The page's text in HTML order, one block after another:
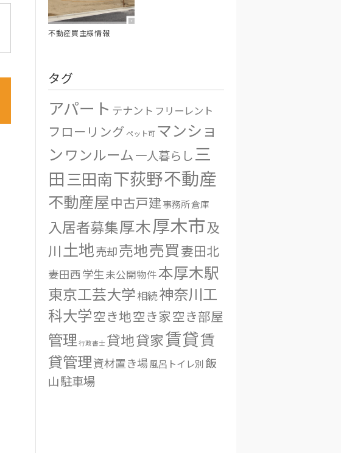
不動産買主様情報
タグ
アパート テナント フリーレント
フローリング ペット可 マンショ
ン ワンルーム 一人暮らし 三
田 三田南下荻野不動産
不動産屋 中古戸建 事務所倉庫
入居者募集厚木厚木市及
川 土地売却売地売買 妻田北
妻田西学生 未公開物件本厚木駅
東京工芸大学相続神奈川工
科大学空き地空き家空き部屋
管理 行政書士 貸地貸家賃貸賃
貸管理資材置き場 風呂トイレ別 飯
山駐車場